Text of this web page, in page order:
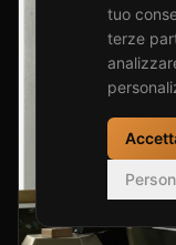
tuo
terze